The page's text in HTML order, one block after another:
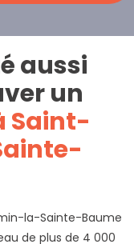
aussi
un
Saint-
la-Sainte-Baume
de plus de 4 000